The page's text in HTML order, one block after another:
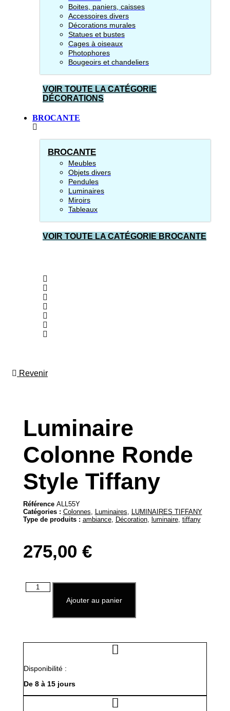
Boites, paniers, caisses
Accessoires divers
Décorations murales
Statues et bustes
Cages à oiseaux
Photophores
Bougeoirs et chandeliers
VOIR TOUTE LA CATÉGORIE
DÉCORATIONS
BROCANTE
BROCANTE
Meubles
Objets divers
Pendules
Luminaires
Miroirs
Tableaux
VOIR TOUTE LA CATÉGORIE BROCANTE
Revenir
Luminaire
Colonne Ronde
Style Tiffany
Référence ALL55Y
Catégories : Colonnes Luminaires
LUMINAIRES TIFFANY
Type de produits : ambiance, Décoration, luminaire, tiffany
275,00 €
quantité
Tiffany
Ajouter au panier
Disponibilité :
De 8 à 15 jours